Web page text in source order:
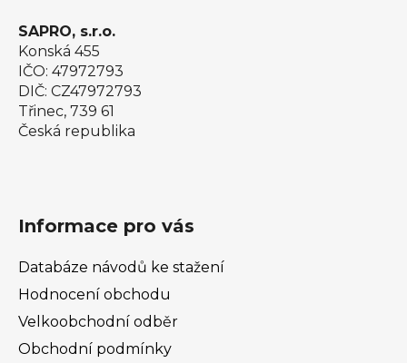
SAPRO, s.r.o.
Konská 455
IČO: 47972793
DIČ: CZ47972793
Třinec, 739 61
Česká republika
Informace pro vás
Databáze návodů ke stažení
Hodnocení obchodu
Velkoobchodní odběr
Obchodní podmínky